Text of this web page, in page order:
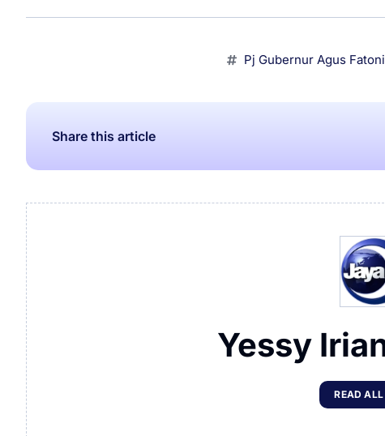
Pj Gubernur Agus Fatoni
Share this article
Yessy
READ